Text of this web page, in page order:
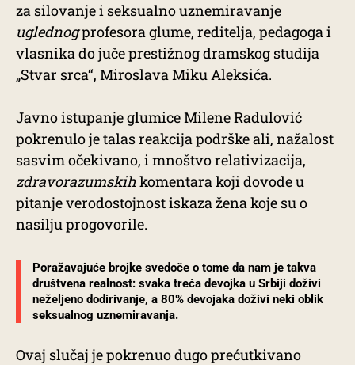
za silovanje i seksualno uznemiravanje
uglednogprofesora glume, reditelja, pedagoga i
vlasnika do juče prestižnog dramskog studija
„Stvar srca“, Miroslava Miku Aleksića.
Javno istupanje glumice Milene Radulović
pokrenulo je talas reakcija podrške ali, nažalost
sasvim očekivano, i mnoštvo relativizacija,
zdravorazumskihkomentara koji dovode u
pitanje verodostojnost iskaza žena koje su o
nasilju progovorile.
Poražavajuće brojke svedoče o tome da nam je takva
društvena realnost: svaka treća devojka u Srbiji doživi
neželjeno dodirivanje, a 80% devojaka doživi neki oblik
seksualnog uznemiravanja.
Ovaj slučaj je pokrenuo dugo prećutkivano